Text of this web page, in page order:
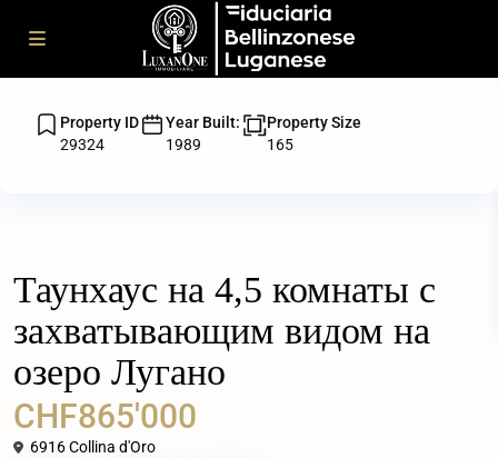
Property ID
29324
Year Built:
1989
Property Size
165
Таунхаус на 4,5 комнаты с
захватывающим видом на
озеро Лугано
CHF865'000
6916 Collina d'Oro